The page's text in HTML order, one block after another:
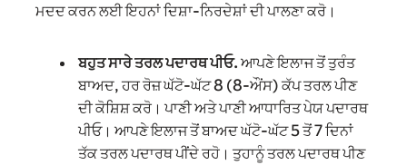
ਮਦਦ ਕਰਨ ਲਈ ਇਹਨਾਂ ਦਿਸ਼ਾ-ਨਿਰਦੇਸ਼ਾਂ ਦੀ ਪਾਲਣਾ ਕਰੋ।
ਬਹੁਤ ਸਾਰੇ ਤਰਲ ਪਦਾਰਥ ਪੀਓ. ਆਪਣੇ ਇਲਾਜ ਤੋਂ ਤੁਰੰਤ
ਬਾਅਦ, ਹਰ ਰੋਜ਼ ਘੱਟੋ-ਘੱਟ 8 (8-ਔਂਸ) ਕੱਪ ਤਰਲ ਪੀਣ
ਦੀ ਕੋਸ਼ਿਸ਼ ਕਰੋ। ਪਾਣੀ ਅਤੇ ਪਾਣੀ ਆਧਾਰਿਤ ਪੇਯ ਪਦਾਰਥ
ਪੀਓ। ਆਪਣੇ ਇਲਾਜ ਤੋਂ ਬਾਅਦ ਘੱਟੋ-ਘੱਟ 5 ਤੋਂ 7 ਦਿਨਾਂ
ਤੱਕ ਤਰਲ ਪਦਾਰਥ ਪੀਂਦੇ ਰਹੋ। ਤੁਹਾਨੂੰ ਤਰਲ ਪਦਾਰਥ ਪੀਣ